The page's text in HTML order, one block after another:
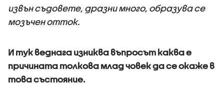
извън съдовете, дразни много, образува се
мозъчен отток.
И тук веднага изниква въпросът каква е
причината толкова млад човек да се окаже в
това състояние.